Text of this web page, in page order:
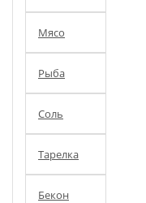
Мясо
Рыба
Соль
Тарелка
Бекон